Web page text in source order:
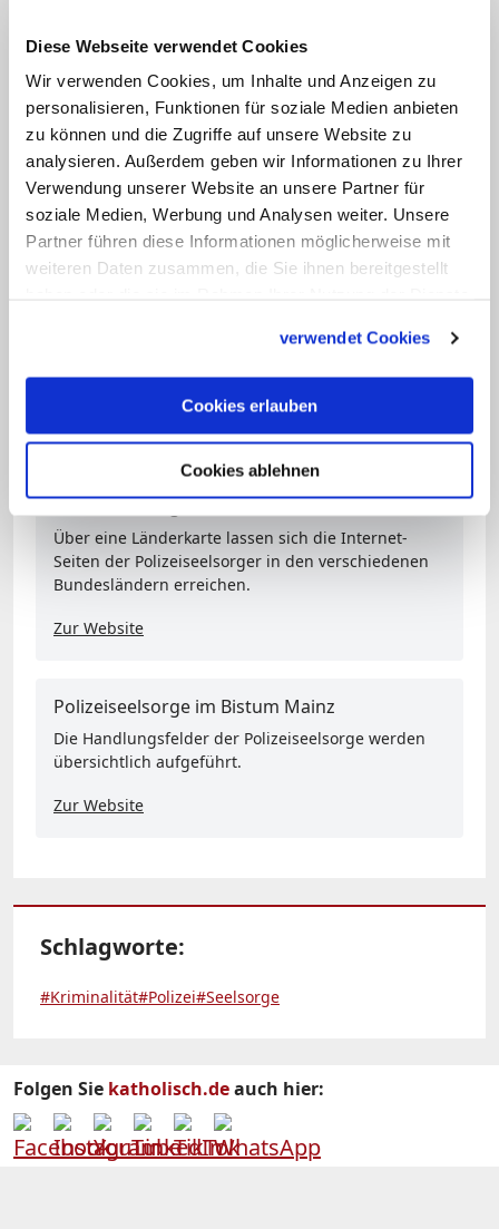
Diese Webseite verwendet Cookies
Wir verwenden Cookies, um Inhalte und Anzeigen zu
personalisieren, Funktionen für soziale Medien anbieten
zu können und die Zugriffe auf unsere Website zu
analysieren. Außerdem geben wir Informationen zu Ihrer
Verwendung unserer Website an unsere Partner für
soziale Medien, Werbung und Analysen weiter. Unsere
Partner führen diese Informationen möglicherweise mit
weiteren Daten zusammen, die Sie ihnen bereitgestellt
verwendet Cookies
Cookies erlauben
Cookies ablehnen
Die Seelsorgegespräche finden unter vier
Daneben geben die Polizeiseelsorger
auch berufsethischen Unterricht, der die
Beamten auf Grundlage ihrer sittlichen
Maßstäbe zu einer Berufserfüllung
verhelfen will, die ihrem
verantwortungsvollen Amt entspricht,
Innenministers vom 1962 heißt, der auch
an diesem Unterricht ist jeder
Polizeibeamte verpflichtet. (skn)
Polizeiseelsorge in Deutschland
Über eine Länderkarte lassen sich die Internet-
Seiten der Polizeiseelsorger in den verschiedenen
Bundesländern erreichen.
Zur Website
Polizeiseelsorge im Bistum Mainz
Die Handlungsfelder der Polizeiseelsorge werden
übersichtlich aufgeführt.
Zur Website
Schlagworte:
#Kriminalität#Polizei#Seelsorge
Folgen Sie katholisch.deauch hier: